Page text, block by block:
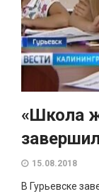
«Школа
15.08.2018
В Гурьевске